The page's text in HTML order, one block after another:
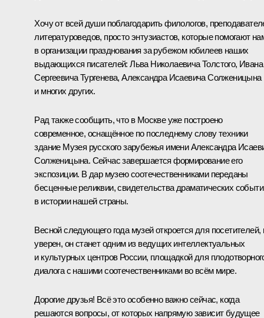
Хочу от всей души поблагодарить филологов,
литературоведов, просто энтузиастов, которые помогают
в организации празднования за рубежом юбилеев наших
выдающихся писателей: Льва Николаевича Толстого, Ивана
Сергеевича Тургенева, Александра Исаевича Солженицына
и многих других.
Рад также сообщить, что в Москве уже построено
современное, оснащённое по последнему слову техники
здание Музея русского зарубежья имени Александра
Солженицына. Сейчас завершается формирование его
экспозиции. В дар музею соотечественниками переданы
бесценные реликвии, свидетельства драматических
в истории нашей страны.
Весной следующего года музей откроется для посетителей,
уверен, он станет одним из ведущих интеллектуальных
и культурных центров России, площадкой для
диалога с нашими соотечественниками во всём мире.
Дорогие друзья! Всё это особенно важно сейчас, когда
решаются вопросы, от которых напрямую зависит будущее